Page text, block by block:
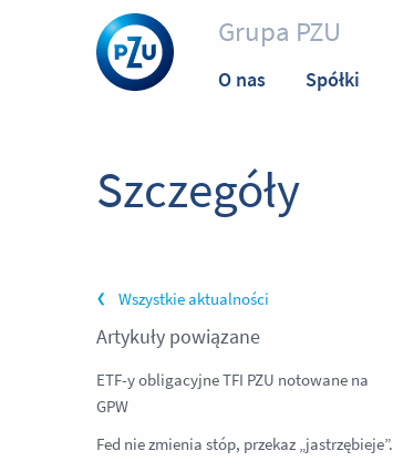
Grupa PZU
O nas Spółki
Szczegóły
Wszystkie aktualności
Artykuły powiązane
ETF-y obligacyjne TFI PZU notowane na
GPW
Fed nie zmienia stóp, przekaz „jastrzębieje”.